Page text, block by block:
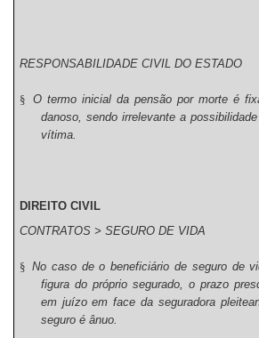
RESPONSABILIDADE CIVIL DO ESTADO
§ O termo inicial da pensão por morte é
danoso, sendo irrelevante a
vítima.
DIREITO CIVIL
CONTRATOS > SEGURO DE VIDA
§ No caso de o beneficiário de seguro de
figura do próprio segurado, o prazo
em juízo em face da seguradora
seguro é ânuo.